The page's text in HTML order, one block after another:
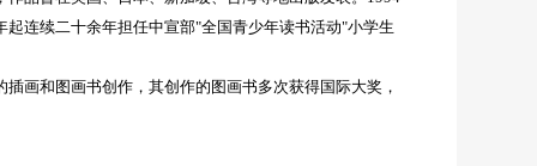
连续二十余年担任中宣部"全国青少年读书活动"小学生
画和图画书创作，其创作的图画书多次获得国际大奖，